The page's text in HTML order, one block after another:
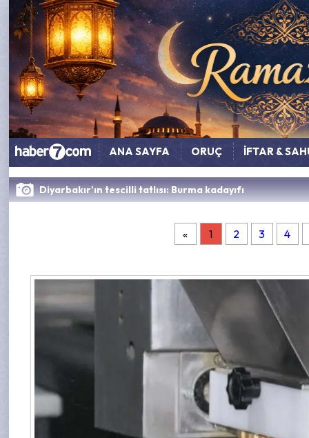
ANA SAYFA ORUÇ İFTAR &
Diyarbakır'ın tescilli tatlısı: Burma kadayıfı
« 1 2 3 4